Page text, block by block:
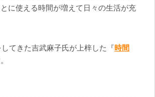
に使える時間が増えて日々の生活が充
てきた吉武麻子氏が上梓した『時間